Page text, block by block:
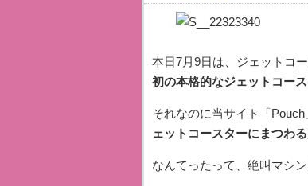
本日7月9日は、ジェットコ
初の本格的なジェットコー
それなのに当サイト「
ェットコースターにまつわ
なんてったって、絶叫マシ